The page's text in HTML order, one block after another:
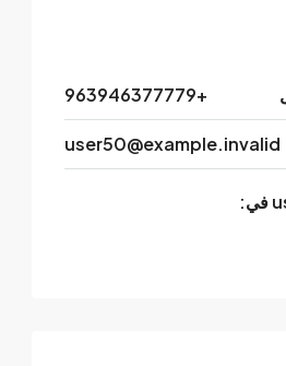
+963946377779
user50@example.invalid